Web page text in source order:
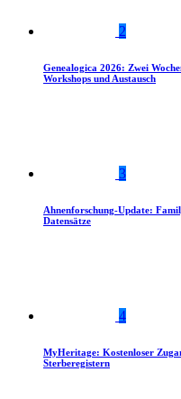
2
Genealogica 2026: Zwei
Workshops und Austausch
3
Ahnenforschung-Update:
Datensätze
4
MyHeritage: Kostenloser
Sterberegistern